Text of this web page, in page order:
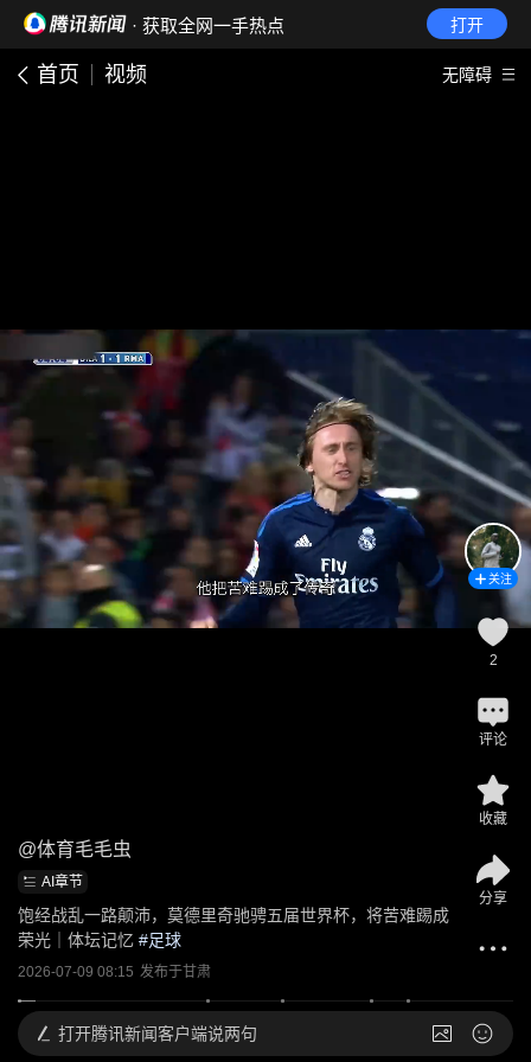
· 获取全网一手热点 打开
首页 视频 无障碍
@体育毛毛虫
AI章节
饱经战乱一路颠沛，莫德里奇驰骋五届世界杯，将苦难踢成
荣光｜体坛记忆 #足球
2026-07-09 08:15 发布于甘肃
关注
2
评论
收藏
分享
打开腾讯新闻客户端说两句